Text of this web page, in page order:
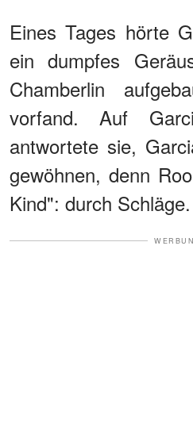
Eines Tages hörte
ein dumpfes
Chamberlin
vorfand. Auf
antwortete sie,
gewöhnen, denn
Kind": durch Schläge.